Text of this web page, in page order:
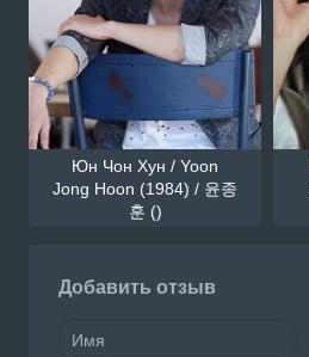
Юн Чон Хун / Yoon
Jong Hoon (1984) / 윤종
훈 ()
Добавить отзыв